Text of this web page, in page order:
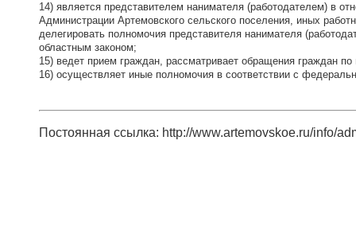
14) является представителем нанимателя (работодателем) в
Администрации Артемовского сельского поселения, иных
делегировать полномочия представителя нанимателя
областным законом;
15) ведет прием граждан, рассматривает обращения граждан
16) осуществляет иные полномочия в соответствии с
Постоянная ссылка: http://www.artemovskoe.ru/info/